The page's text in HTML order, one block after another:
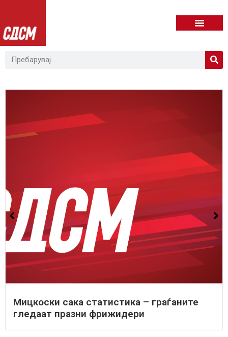
Мицкоски сака статистика – граѓаните
гледаат празни фрижидери